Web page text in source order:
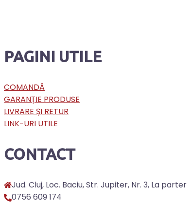
PAGINI UTILE
COMANDĂ
GARANȚIE PRODUSE
LIVRARE ȘI RETUR
LINK-URI UTILE
CONTACT
Jud. Cluj, Loc. Baciu, Str. Jupiter, Nr. 3, La parter
0756 609 174